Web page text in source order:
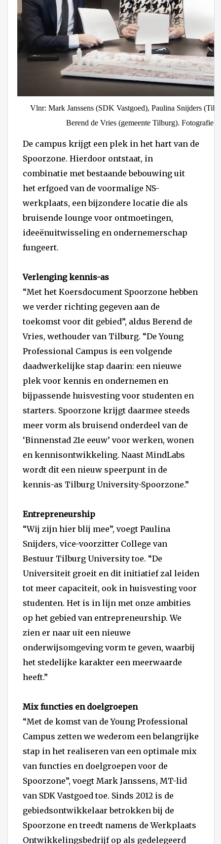
Vlnr: Mark Janssens (SDK Vastgoed), Paulina Snijders
Berend de Vries (gemeente Tilburg). Fotografie:
De campus krijgt een plek in het hart van de
Spoorzone. Hierdoor ontstaat, in
combinatie met bestaande bebouwing uit
het erfgoed van de voormalige NS-
werkplaats, een bijzondere locatie die als
bruisende lounge voor ontmoetingen,
ideeënuitwisseling en ondernemerschap
fungeert.
Verlenging kennis-as
“Met het Koersdocument Spoorzone hebben
we verder richting gegeven aan de
toekomst voor dit gebied”, aldus Berend de
Vries, wethouder van Tilburg. “De Young
Professional Campus is een volgende
daadwerkelijke stap daarin: een nieuwe
plek voor kennis en ondernemen en
bijpassende huisvesting voor studenten en
starters. Spoorzone krijgt daarmee steeds
meer vorm als bruisend onderdeel van de
‘Binnenstad 21e eeuw’ voor werken, wonen
en kennisontwikkeling. Naast MindLabs
wordt dit een nieuw speerpunt in de
kennis-as Tilburg University-Spoorzone.”
Entrepreneurship
“Wij zijn hier blij mee”, voegt Paulina
Snijders, vice-voorzitter College van
Bestuur Tilburg University toe. “De
Universiteit groeit en dit initiatief zal leiden
tot meer capaciteit, ook in huisvesting voor
studenten. Het is in lijn met onze ambities
op het gebied van entrepreneurship. We
zien er naar uit een nieuwe
onderwijsomgeving vorm te geven, waarbij
het stedelijke karakter een meerwaarde
heeft.”
Mix functies en doelgroepen
“Met de komst van de Young Professional
Campus zetten we wederom een belangrijke
stap in het realiseren van een optimale mix
van functies en doelgroepen voor de
Spoorzone”, voegt Mark Janssens, MT-lid
van SDK Vastgoed toe. Sinds 2012 is de
gebiedsontwikkelaar betrokken bij de
Spoorzone en treedt namens de Werkplaats
Ontwikkelingsbedrijf op als gedelegeerd